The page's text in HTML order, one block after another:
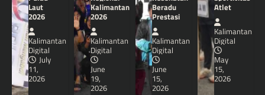
Laut
2026
Kalimantan
Digital
July
11,
2026
Kalimantan
2026
Kalimantan
Digital
June
19,
2026
Beradu
Prestasi
Kalimantan
Digital
June
15,
2026
Atlet
Kalimantan
Digital
May
15,
2026